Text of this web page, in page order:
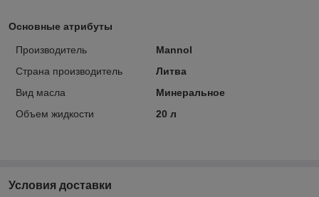
Основные атрибуты
Производитель
Mannol
Страна производитель
Литва
Вид масла
Минеральное
Объем жидкости
20 л
Условия доставки